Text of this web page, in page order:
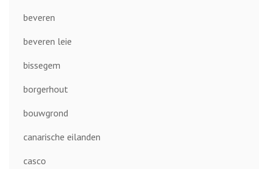
beveren
beveren leie
bissegem
borgerhout
bouwgrond
canarische eilanden
casco